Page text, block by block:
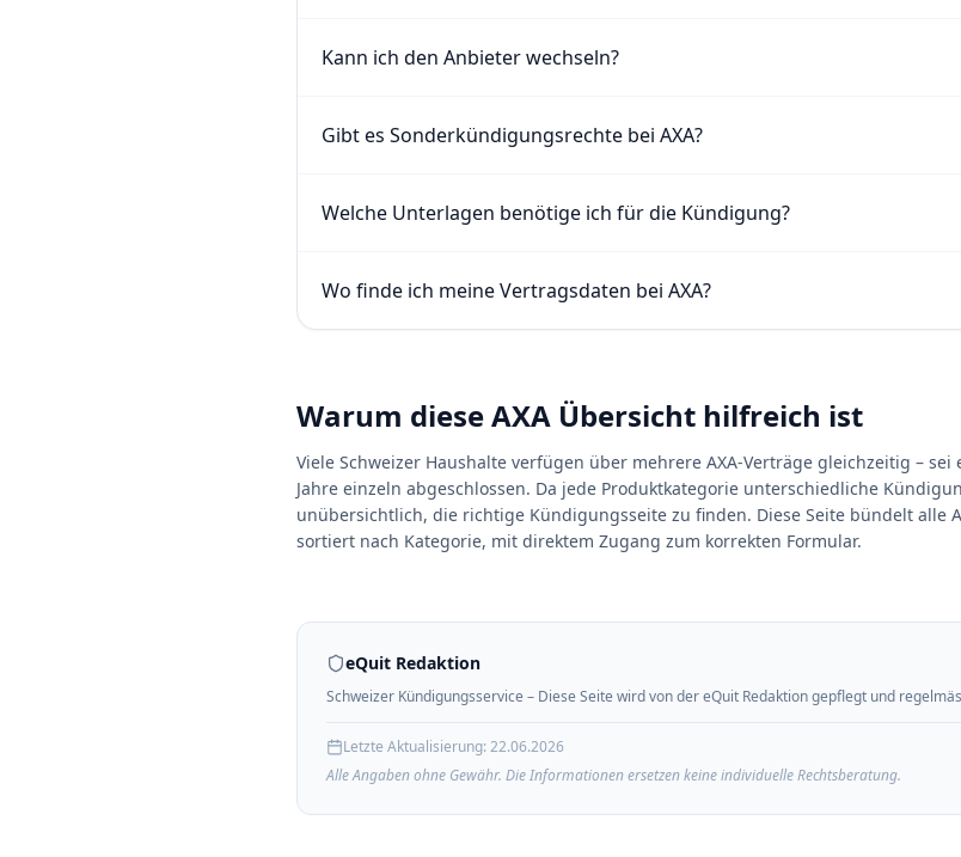
Kann ich den Anbieter wechseln?
Gibt es Sonderkündigungsrechte bei AXA?
Welche Unterlagen benötige ich für die Kündigung?
Wo finde ich meine Vertragsdaten bei AXA?
Warum diese AXA Übersicht hilfreich ist
Viele Schweizer Haushalte verfügen über mehrere AXA-Verträge gleichzeitig –
Jahre einzeln abgeschlossen. Da jede Produktkategorie unterschiedliche
unübersichtlich, die richtige Kündigungsseite zu finden. Diese Seite bündelt alle
sortiert nach Kategorie, mit direktem Zugang zum korrekten Formular.
eQuit Redaktion
Schweizer Kündigungsservice – Diese Seite wird von der eQuit Redaktion gepflegt und
Letzte Aktualisierung:22.06.2026
Alle Angaben ohne Gewähr. Die Informationen ersetzen keine individuelle Rechtsberatung.